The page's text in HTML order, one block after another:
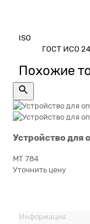
ISO
ГОСТ ИСО
Похожие
Устройство для
МТ 784
Уточнить цену
Информация